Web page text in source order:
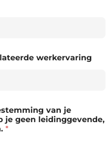
werkervaring
van je
je geen leidinggevende,
*